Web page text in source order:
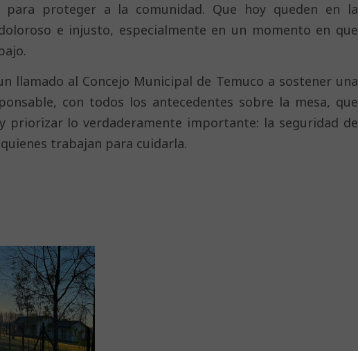
para proteger a la comunidad. Que hoy queden en la
e injusto, especialmente en un momento en que
llamado al Concejo Municipal de Temuco a sostener una
con todos los antecedentes sobre la mesa, que
priorizar lo verdaderamente importante: la seguridad de
trabajan para cuidarla.